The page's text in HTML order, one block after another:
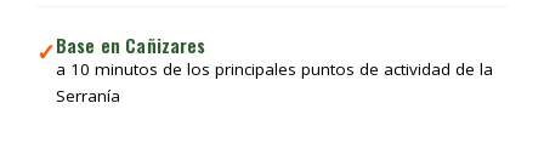
✓Base en Cañizares
a 10 minutos de los principales puntos de actividad de la
Serranía